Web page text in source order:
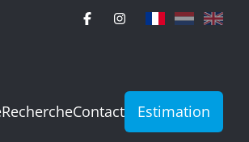
RechercheContact Estimation